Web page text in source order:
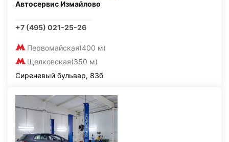
Автосервис Измайлово
+7 (495) 021-25-26
Первомайская(400 м)
Щелковская(350 м)
Сиреневый бульвар, 83б